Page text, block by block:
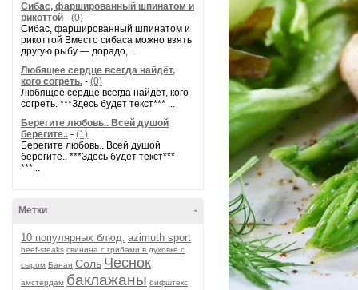
Сибас, фаршированный шпинатом и
рикоттой - (0)
Сибас, фаршированный шпинатом и
рикоттой Вместо сибаса можно взять
другую рыбу — дорадо,...
Любящее сердце всегда найдёт,
кого согреть. - (0)
Любящее сердце всегда найдёт, кого
согреть. ***Здесь будет текст*** ...
Берегите любовь.. Всей душой
берегите.. - (1)
Берегите любовь.. Всей душой
берегите.. ***Здесь будет текст***
***...
-
Метки
10 популярных блюд. azimuth sport
beef-stеаks cвинина с грибами в духовке с
сыром Банан Соль Чеснок
амстердам баклажаны бифштекс